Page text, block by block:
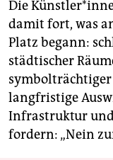
Die
damit fort, was
Platz begann:
städtischer
symbolträchtiger
langfristige
Infrastruktur und
fordern: „Nein